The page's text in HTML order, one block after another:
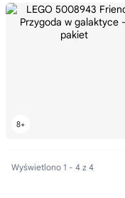
Wyświetlono 1 - 4 z 4